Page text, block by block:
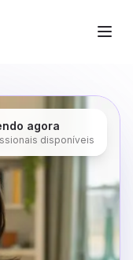
agora
disponíveis